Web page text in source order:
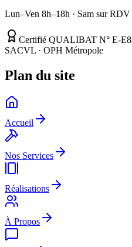
Lun–Ven 8h–18h · Sam sur
Certifié QUALIBAT N° E-
SACVL · OPH Métropole
Plan du site
Accueil
Nos Services
Réalisations
À Propos